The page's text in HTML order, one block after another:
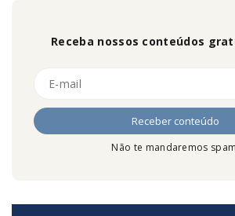
Receba nossos conteúdos
Não te mandaremos